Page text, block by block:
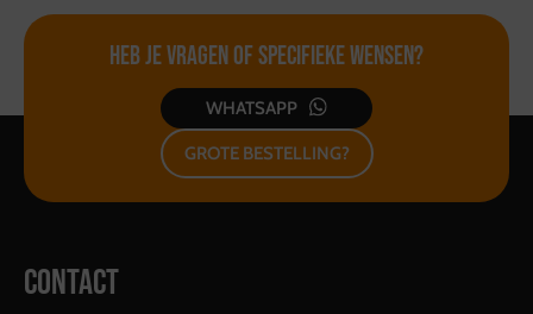
Heb je vragen ofspecifieke wensen?
WHATSAPP
GROTE BESTELLING?
CONTACT